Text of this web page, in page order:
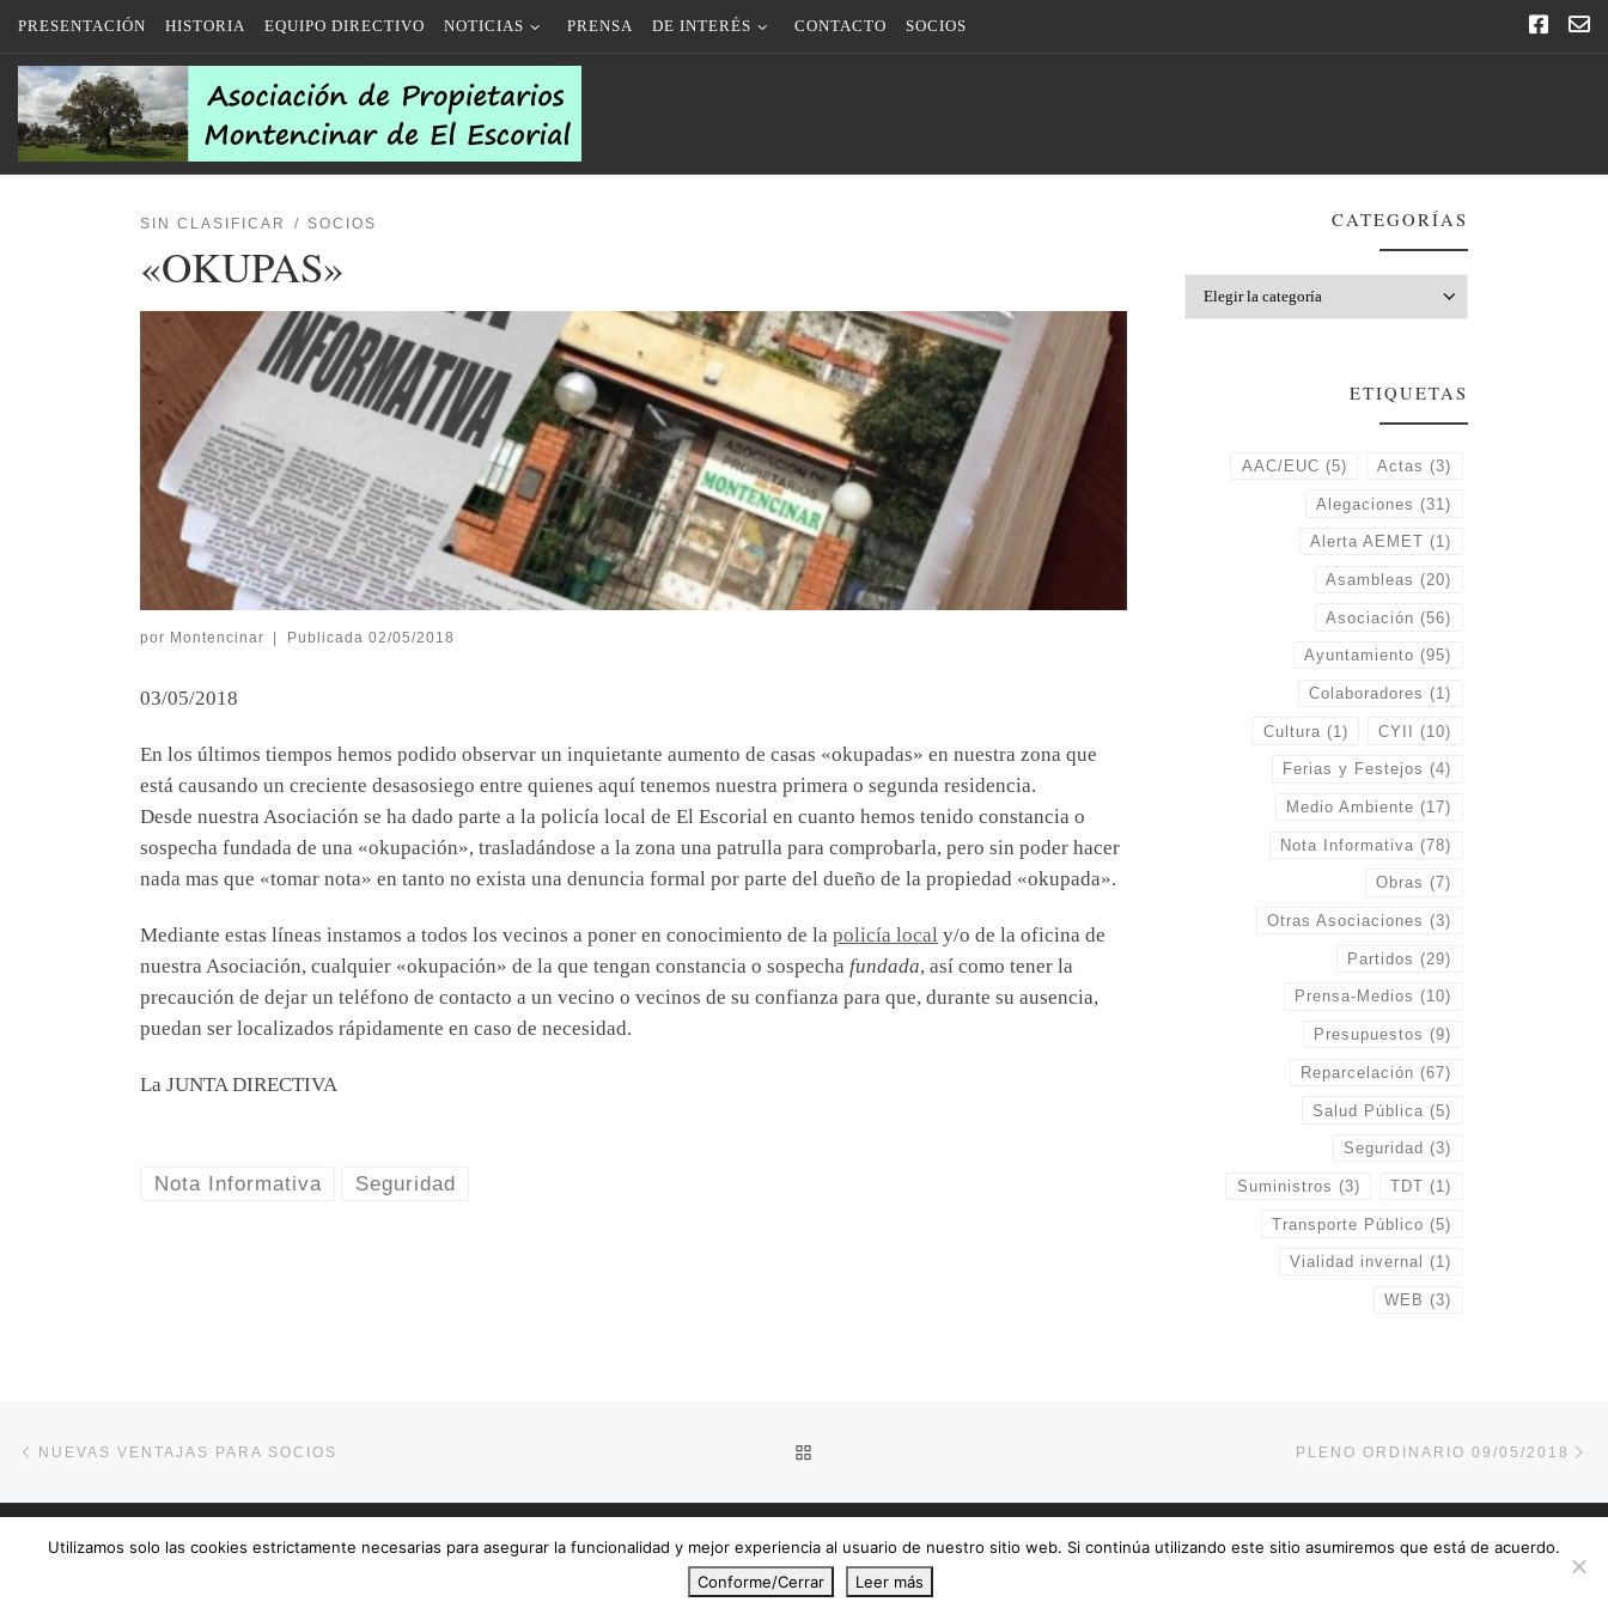
Saltar al contenido
PRESENTACIÓN HISTORIA EQUIPO DIRECTIVO NOTICIAS PRENSA DE INTERÉS CONTACTO SOCIOS
SIN CLASIFICAR SOCIOS
«OKUPAS»
por Montencinar | Publicada 02/05/2018
03/05/2018
En los últimos tiempos hemos podido observar un inquietante aumento de casas «okupadas» en nuestra zona que
está causando un creciente desasosiego entre quienes aquí tenemos nuestra primera o segunda residencia.
Desde nuestra Asociación se ha dado parte a la policía local de El Escorial en cuanto hemos tenido constancia o
sospecha fundada de una «okupación», trasladándose a la zona una patrulla para comprobarla, pero sin poder hacer
nada mas que «tomar nota» en tanto no exista una denuncia formal por parte del dueño de la propiedad «okupada».
Mediante estas líneas instamos a todos los vecinos a poner en conocimiento de la policía local y/o de la oficina de
nuestra Asociación, cualquier «okupación» de la que tengan constancia o sospecha fundada, así como tener la
precaución de dejar un teléfono de contacto a un vecino o vecinos de su confianza para que, durante su ausencia,
puedan ser localizados rápidamente en caso de necesidad.
La JUNTA DIRECTIVA
Nota Informativa Seguridad
CATEGORÍAS
ETIQUETAS
AAC/EUC (5) Actas (3)
Alegaciones (31)
Alerta AEMET (1)
Asambleas (20)
Asociación (56)
Ayuntamiento (95)
Colaboradores (1)
Cultura (1) CYII (10)
Ferias y Festejos (4)
Medio Ambiente (17)
Nota Informativa (78)
Obras (7)
Otras Asociaciones (3)
Partidos (29)
Prensa-Medios (10)
Presupuestos (9)
Reparcelación (67)
Salud Pública (5)
Seguridad (3)
Suministros (3) TDT (1)
Transporte Público (5)
Vialidad invernal (1)
WEB (3)
Navegación de entradas
NUEVAS VENTAJAS PARA SOCIOS PLENO ORDINARIO 09/05/2018
© 2026APME – Todos los derechos reservados
Utilizamos solo las cookies estrictamente necesarias para asegurar la funcionalidad y mejor experiencia al usuario de nuestro sitio web. Si continúa utilizando este sitio asumiremos que está de acuerdo.
Conforme/Cerrar
Leer más